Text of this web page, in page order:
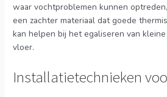
waar vochtproblemen kunnen
een zachter materiaal dat goede
kan helpen bij het egaliseren van
vloer.
Installatietechnieken